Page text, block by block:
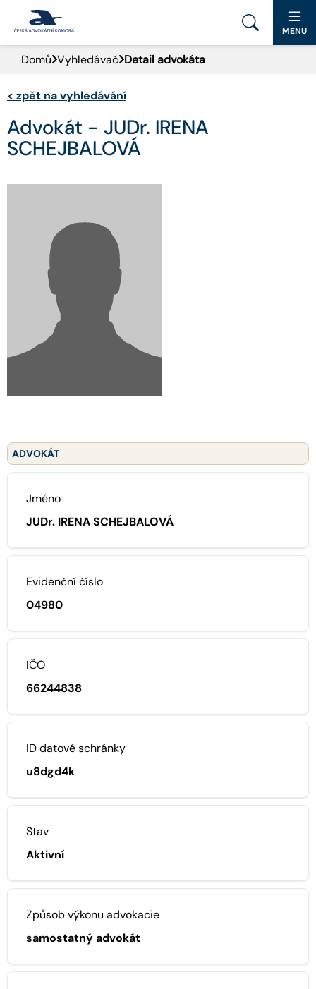
PORTÁL ČAK
DOMŮ
AKTUALITY
ADVOKÁTNÍ DENÍK
KONTAKT
MENU
Domů Vyhledávač Detail advokáta
< zpět na vyhledávání
Advokát - JUDr. IRENA
SCHEJBALOVÁ
ADVOKÁT
Jméno
JUDr. IRENA SCHEJBALOVÁ
Evidenční číslo
04980
IČO
66244838
ID datové schránky
u8dgd4k
Stav
Aktivní
Způsob výkonu advokacie
samostatný advokát